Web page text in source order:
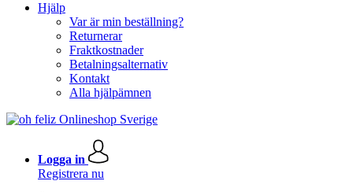
Hjälp
Var är min beställning?
Returnerar
Fraktkostnader
Betalningsalternativ
Kontakt
Alla hjälpämnen
Logga in
Registrera nu